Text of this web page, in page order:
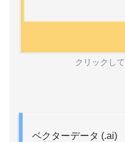
クリックし
ベクターデータ (.ai)